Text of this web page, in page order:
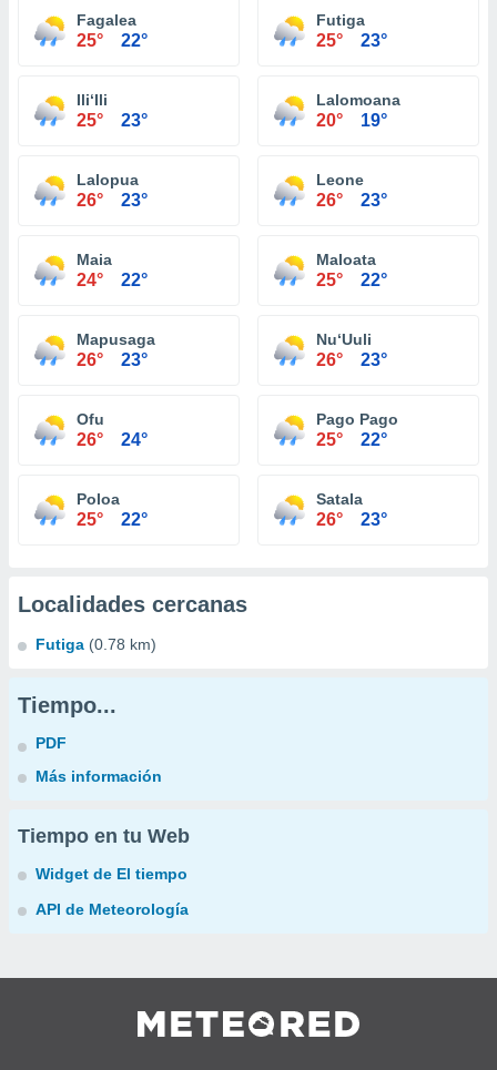
Fagalea
25° 22°
Futiga
25° 23°
Ili‘Ili
25° 23°
Lalomoana
20° 19°
Lalopua
26° 23°
Leone
26° 23°
Maia
24° 22°
Maloata
25° 22°
Mapusaga
26° 23°
Nu‘Uuli
26° 23°
Ofu
26° 24°
Pago Pago
25° 22°
Poloa
25° 22°
Satala
26° 23°
Localidades cercanas
Futiga (0.78 km)
Tiempo...
PDF
Más información
Tiempo en tu Web
Widget de El tiempo
API de Meteorología